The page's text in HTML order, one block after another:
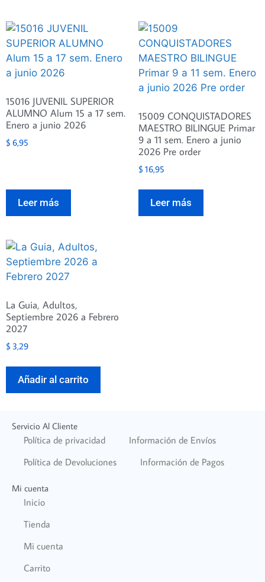
15016 JUVENIL SUPERIOR
ALUMNO Alum 15 a 17 sem.
Enero a junio 2026
$ 6,95
Leer más
15009 CONQUISTADORES
MAESTRO BILINGUE Primar
9 a 11 sem. Enero a junio
2026 Pre order
$ 16,95
Leer más
La Guia, Adultos,
Septiembre 2026 a Febrero
2027
$ 3,29
Añadir al carrito
Servicio Al Cliente
Política de privacidad
Información de Envíos
Política de Devoluciones
Información de Pagos
Mi cuenta
Inicio
Tienda
Mi cuenta
Carrito